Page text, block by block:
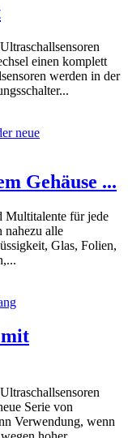
einen komplett
werden in der
Gehäuse ...
Multitalente für jede
nahezu alle
Glas, Folien,
Serie von
Verwendung, wenn